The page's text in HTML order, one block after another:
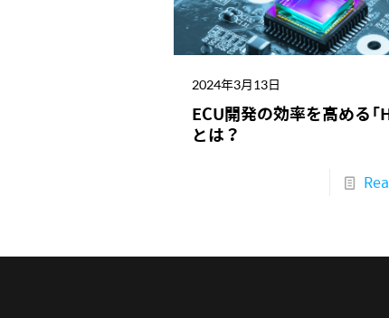
2024年3月13日
ECU開発の効率を高める「
とは？